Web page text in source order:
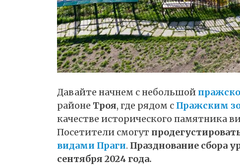
Давайте начнем с небольшой
районе Троя, где рядом с Пражским
качестве исторического памятника
Посетители смогут
видами Праги. Празднование сбора
сентября 2024 года.